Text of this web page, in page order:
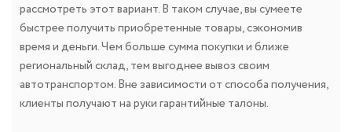
рассмотреть этот вариант. В таком случае, вы сумеете
быстрее получить приобретенные товары, сэкономив
время и деньги. Чем больше сумма покупки и ближе
региональный склад, тем выгоднее вывоз своим
автотранспортом. Вне зависимости от способа получения,
клиенты получают на руки гарантийные талоны.